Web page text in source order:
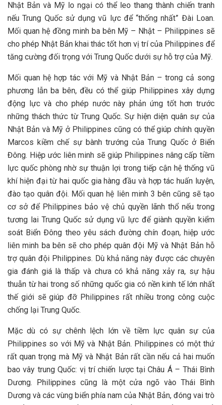
Nhật Bản và Mỹ lo ngại có thể leo thang thành chiến tranh
nếu Trung Quốc sử dụng vũ lực để “thống nhất” Đài Loan.
Mối quan hệ đồng minh ba bên Mỹ – Nhật – Philippines sẽ
cho phép Nhật Bản khai thác tốt hơn vị trí của Philippines để
tăng cường đối trọng với Trung Quốc dưới sự hỗ trợ của Mỹ.
Mối quan hệ hợp tác với Mỹ và Nhật Bản – trong cả song
phương lẫn ba bên, đều có thể giúp Philippines xây dựng
động lực và cho phép nước này phản ứng tốt hơn trước
những thách thức từ Trung Quốc. Sự hiện diện quân sự của
Nhật Bản và Mỹ ở Philippines cũng có thể giúp chính quyền
Marcos kiềm chế sự bành trướng của Trung Quốc ở Biển
Đông. Hiệp ước liên minh sẽ giúp Philippines nâng cấp tiềm
lực quốc phòng nhờ sự thuận lợi trong tiếp cận hệ thống vũ
khí hiện đại từ hai quốc gia hàng đầu và hợp tác huấn luyện,
đào tạo quân đội. Mối quan hệ liên minh 3 bên cũng sẽ tạo
cơ sở để Philippines bảo vệ chủ quyền lãnh thổ nếu trong
tương lai Trung Quốc sử dụng vũ lực để giành quyền kiểm
soát Biển Đông theo yêu sách đường chín đoạn, hiệp ước
liên minh ba bên sẽ cho phép quân đội Mỹ và Nhật Bản hỗ
trợ quân đội Philippines. Dù khả năng này được các chuyên
gia đánh giá là thấp và chưa có khả năng xảy ra, sự hậu
thuẫn từ hai trong số những quốc gia có nền kinh tế lớn nhất
thế giới sẽ giúp đỡ Philippines rất nhiều trong công cuộc
chống lại Trung Quốc.
Mặc dù có sự chênh lệch lớn về tiềm lực quân sự của
Philippines so với Mỹ và Nhật Bản. Philippines có một thứ
rất quan trọng mà Mỹ và Nhật Bản rất cần nếu cả hai muốn
bao vây trung Quốc: vị trí chiến lược tại Châu Á – Thái Bình
Dương. Philippines cũng là một cửa ngõ vào Thái Bình
Dương và các vùng biển phía nam của Nhật Bản, đóng vai trò